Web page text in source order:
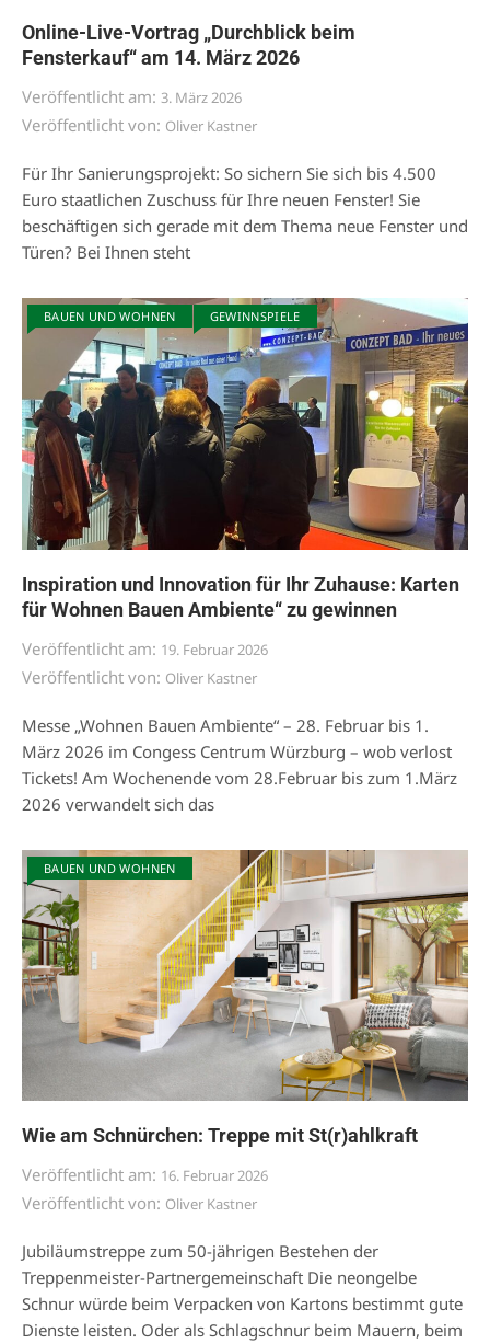
Online-Live-Vortrag „Durchblick beim
Fensterkauf“ am 14. März 2026
Veröffentlicht am: 3. März 2026
Veröffentlicht von: Oliver Kastner
Für Ihr Sanierungsprojekt: So sichern Sie sich bis 4.500
Euro staatlichen Zuschuss für Ihre neuen Fenster! Sie
beschäftigen sich gerade mit dem Thema neue Fenster und
Türen? Bei Ihnen steht
BAUEN UND WOHNEN GEWINNSPIELE
Inspiration und Innovation für Ihr Zuhause: Karten
für Wohnen Bauen Ambiente“ zu gewinnen
Veröffentlicht am: 19. Februar 2026
Veröffentlicht von: Oliver Kastner
Messe „Wohnen Bauen Ambiente“ – 28. Februar bis 1.
März 2026 im Congess Centrum Würzburg – wob verlost
Tickets! Am Wochenende vom 28.Februar bis zum 1.März
2026 verwandelt sich das
BAUEN UND WOHNEN
Wie am Schnürchen: Treppe mit St(r)ahlkraft
Veröffentlicht am: 16. Februar 2026
Veröffentlicht von: Oliver Kastner
Jubiläumstreppe zum 50-jährigen Bestehen der
Treppenmeister-Partnergemeinschaft Die neongelbe
Schnur würde beim Verpacken von Kartons bestimmt gute
Dienste leisten. Oder als Schlagschnur beim Mauern, beim